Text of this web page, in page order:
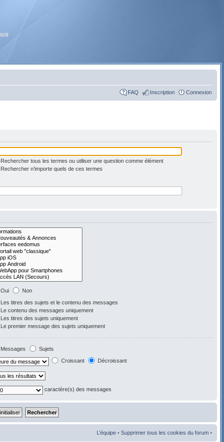
FAQ Inscription Connexion
Rechercher tous les termes ou utiliser une question comme élément
Rechercher n’importe quels de ces termes
Oui
Non
Les titres des sujets et le contenu des messages
Le contenu des messages uniquement
Les titres des sujets uniquement
Le premier message des sujets uniquement
Messages
Sujets
Croissant Décroissant
caractère(s) des messages
L’équipe • Supprimer tous les cookies du forum •